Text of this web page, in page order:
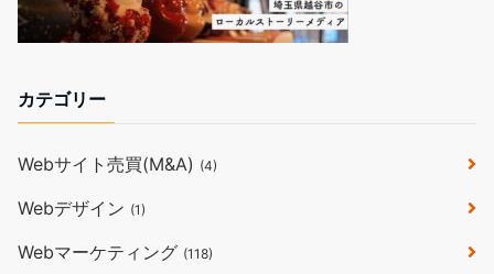
カテゴリー
Webサイト売買(M&A) (4)
Webデザイン (1)
Webマーケティング (118)